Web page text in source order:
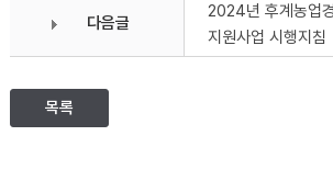
다음글
2024년 후계농업
지원사업 시행지침
목록